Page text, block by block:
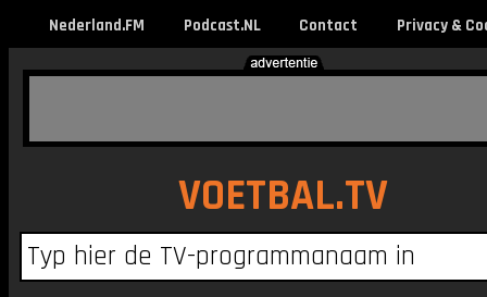
Nederland.FM Podcast.NL Contact Privacy &
VOETBAL.TV